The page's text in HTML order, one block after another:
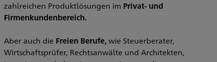
zahlreichen Produktlösungen im Privat- und
Firmenkundenbereich.
Aber auch die Freien Berufe,wie Steuerberater,
Wirtschaftsprüfer, Rechtsanwälte und Architekten,